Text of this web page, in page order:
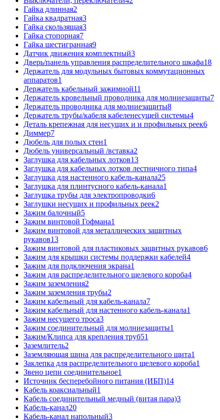
Гайка длинная2
Гайка квадратная3
Гайка скользящая3
Гайка стопорная7
Гайка шестигранная9
Датчик движения комплектный3
Дверь/панель управления распределительного шкафа18
Держатель для модульных бытовых коммутационных
аппаратов1
Держатель кабельный зажимной11
Держатель кровельный проводника для молниезащиты7
Держатель проводника для молниезащиты8
Держатель трубы/кабеля кабеленесущей системы4
Деталь крепежная для несущих и и профильных реек6
Диммер7
Дюбель для полых стен1
Дюбель универсальный /вставка2
Заглушка для кабельных лотков13
Заглушка для кабельных лотков лестничного типа4
Заглушка для настенного кабель-канала25
Заглушка для плинтусного кабель-канала1
Заглушка трубы для электропроводки6
Заглушки несущих и профильных реек2
Зажим балочный5
Зажим винтовой Гофмана1
Зажим винтовой для металлических защитных
рукавов13
Зажим винтовой для пластиковых защитных рукавов6
Зажим для крышки системы поддержки кабелей4
Зажим для подключения экрана1
Зажим для распределительного щелевого короба4
Зажим заземления2
Зажим заземления трубы2
Зажим кабельный для кабель-канала7
Зажим кабельный для настенного кабель-канала1
Зажим несущего троса3
Зажим соединительный для молниезащиты1
Зажим/Клипса для крепления труб51
Заземлитель2
Заземляющая шина для распределительного щита1
Заклепка для распределительного щелевого короба1
Звено цепи соединительное1
Источник бесперебойного питания (ИБП)14
Кабель коаксиальный1
Кабель соединительный медный (витая пара)3
Кабель-канал20
Кабель-канал напольный3